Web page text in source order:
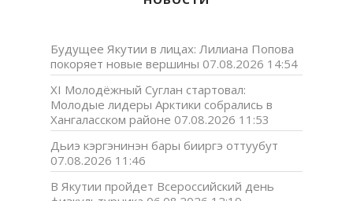
Будущее Якутии в лицах: Лилиана Попова
покоряет новые вершины 07.08.2026 14:54
XI Молодёжный Суглан стартовал:
Молодые лидеры Арктики собрались в
Хангаласском районе 07.08.2026 11:53
Дьиэ кэргэнинэн бары бииргэ оттуубут
07.08.2026 11:46
В Якутии пройдет Всероссийский день